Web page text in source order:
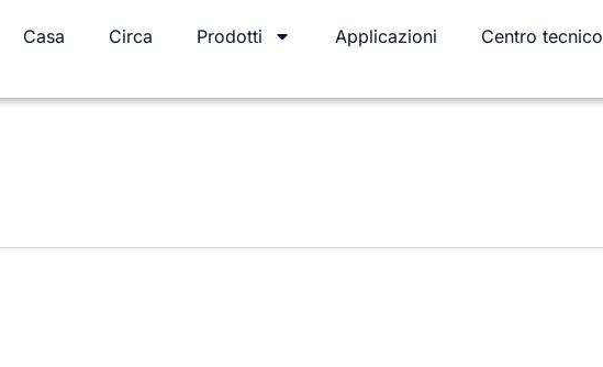
Casa Circa Prodotti Applicazioni Centro tecnico